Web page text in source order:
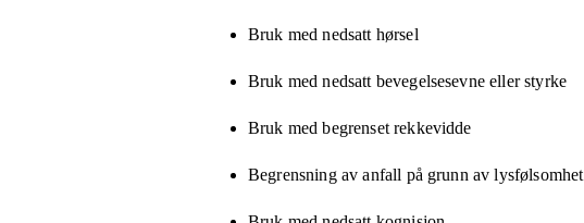
Bruk med nedsatt hørsel
Bruk med nedsatt bevegelsesevne eller styrke
Bruk med begrenset rekkevidde
Begrensning av anfall på grunn av lysfølsomhet